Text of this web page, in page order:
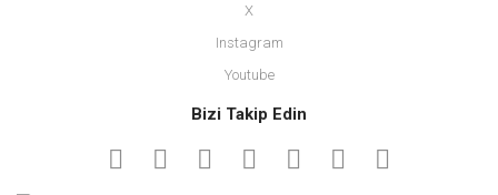
X
Instagram
Youtube
Bizi Takip Edin